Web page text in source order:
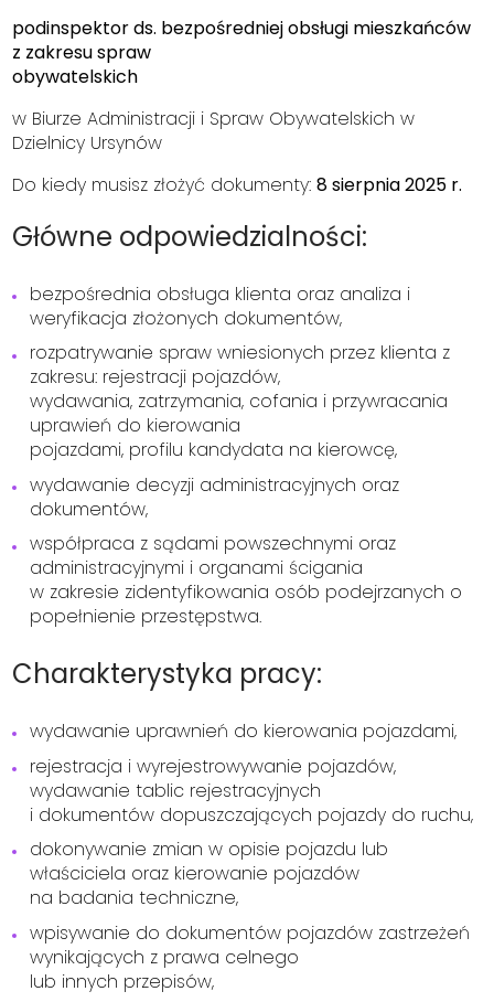
podinspektor ds. bezpośredniej obsługi mieszkańców
z zakresu spraw
obywatelskich
w Biurze Administracji i Spraw Obywatelskich w
Dzielnicy Ursynów
Do kiedy musisz złożyć dokumenty:8 sierpnia 2025 r.
Główne odpowiedzialności:
bezpośrednia obsługa klienta oraz analiza i
weryfikacja złożonych dokumentów,
rozpatrywanie spraw wniesionych przez klienta z
zakresu: rejestracji pojazdów,
wydawania, zatrzymania, cofania i przywracania
uprawień do kierowania
pojazdami, profilu kandydata na kierowcę,
wydawanie decyzji administracyjnych oraz
dokumentów,
współpraca z sądami powszechnymi oraz
administracyjnymi i organami ścigania
w zakresie zidentyfikowania osób podejrzanych o
popełnienie przestępstwa.
Charakterystyka pracy:
wydawanie uprawnień do kierowania pojazdami,
rejestracja i wyrejestrowywanie pojazdów,
wydawanie tablic rejestracyjnych
i dokumentów dopuszczających pojazdy do ruchu,
dokonywanie zmian w opisie pojazdu lub
właściciela oraz kierowanie pojazdów
na badania techniczne,
wpisywanie do dokumentów pojazdów zastrzeżeń
wynikających z prawa celnego
lub innych przepisów,